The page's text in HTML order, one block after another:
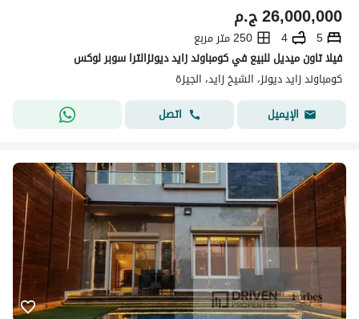
ج.م26,000,000
5
4
250 متر مربع
فيلا تاون ميديل للبيع في كومباوند زايد ديونزالترا سوبر لوكس
كومباوند زايد ديونز، الشيخ زايد، الجيزة
الإيميل
اتصل